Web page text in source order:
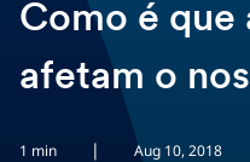
Como é que
afetam o
1 min | Aug 10, 2018